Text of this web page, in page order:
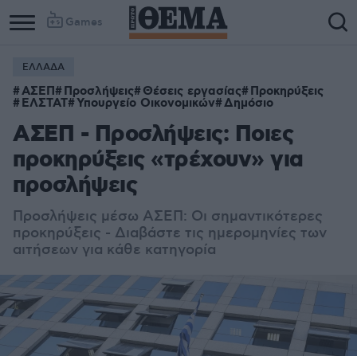
Games
ΕΛΛΑΔΑ
ΑΣΕΠ Προσλήψεις Θέσεις εργασίας Προκηρύξεις
ΕΛΣΤΑΤ Υπουργείο Οικονομικών Δημόσιο
ΑΣΕΠ - Προσλήψεις: Ποιες
προκηρύξεις «τρέχουν» για
προσλήψεις
Προσλήψεις μέσω ΑΣΕΠ: Οι σημαντικότερες
προκηρύξεις - Διαβάστε τις ημερομηνίες των
αιτήσεων για κάθε κατηγορία